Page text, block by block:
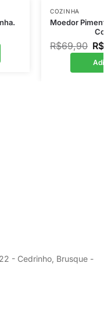
COZINHA
Moedor
R$69,90 R$
- Cedrinho, Brusque -